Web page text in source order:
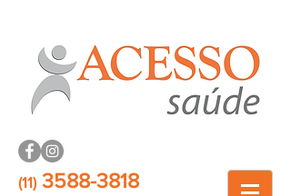
(11)3588-3818